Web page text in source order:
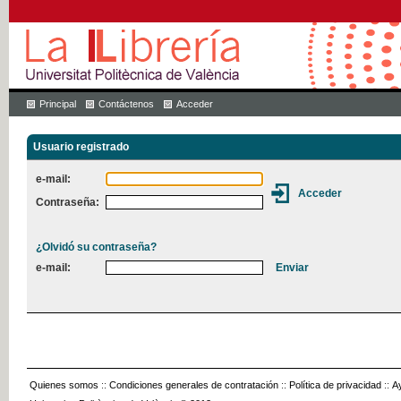
Principal Contáctenos Acceder
Usuario registrado
e-mail:
Contraseña:
¿Olvidó su contraseña?
e-mail:
Quienes somos :: Condiciones generales de contratación :: Política de privacidad ::